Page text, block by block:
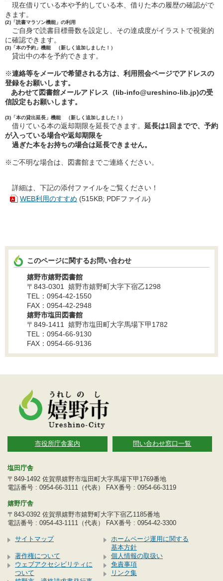
現在借りている本や予約している本、借りた本の履歴の確認がで
きます。
(2)「読書マラソン機能」の利用
ご自身で読書目標冊数を設定し、その達成度がイラストで視覚的
に確認できます。
(3)「本の予約」機能 （新しく追加しました！）
貸出中の本を予約できます。
※連絡等をメールで希望される方は、利用照会ページでアドレスの
登録をお願いします。
あわせて図書館メールアドレス（lib-info@ureshino-lib.jp)の受
信設定もお願いします。
(3)「本の貸出延長」機能 （新しく追加しました！）
借りている本の返却期限を延長できます。 延長は1回までで、予約
が入っている場合や返却期限を
過ぎた本をお持ちの場合は延長できません。
※ご不明な場合は、図書館までご連絡ください。
詳細は、下記の添付ファイルをご覧ください！
WEB利用のすすめ (515KB; PDFファイル)
このページに関するお問い合わせ
嬉野市嬉野図書館
〒843-0301 嬉野市嬉野町大字下宿乙1298
TEL：0954-42-1550
FAX：0954-42-2948
嬉野市塩田図書館
〒849-1411 嬉野市塩田町大字馬場下甲1782
TEL：0954-66-9130
FAX：0954-66-9136
市役所庁舎案内 問い合わせ窓口一覧
塩田庁舎
〒849-1492 佐賀県嬉野市塩田町大字馬場下甲1769番地
電話番号 : 0954-66-3111（代表） FAX番号 : 0954-66-3119
嬉野庁舎
〒843-0392 佐賀県嬉野市嬉野町大字下宿乙1185番地
電話番号 : 0954-43-1111（代表） FAX番号 : 0954-42-3300
サイトマップ
ホームページ運用に関する
基本方針
著作権について
個人情報の取扱い
ウェブアクセシビリティに
ついて
免責事項
リンク集